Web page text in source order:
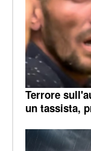
Terrore
un tassista,